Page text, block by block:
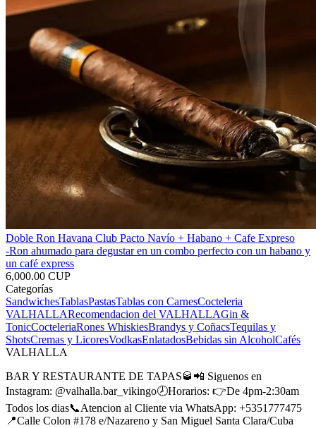
Doble Ron Havana Club Pacto Navío + Habano + Cafe Expreso
-Ron ahumado para degustar en un combo perfecto con un habano y
un café express
6,000.00 CUP
Categorías
SandwichesTablasPastasTablas con CarnesCocteleria
VALHALLARecomendacion del VALHALLAGin &
TonicCocteleriaRones WhiskiesBrandys y CoñacsTequilas y
ShotsCremas y LicoresVodkasEnlatadosBebidas sin AlcoholCafés
VALHALLA
BAR Y RESTAURANTE DE TAPAS🥃📲 Siguenos en
Instagram: @valhalla.bar_vikingo🕗Horarios: 👉De 4pm-2:30am
Todos los dias📞Atencion al Cliente via WhatsApp: +5351777475
📍Calle Colon #178 e/Nazareno y San Miguel Santa Clara/Cuba